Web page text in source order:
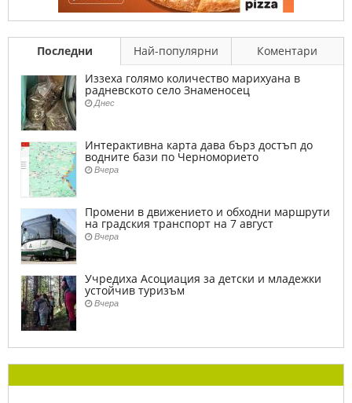
Последни Най-популярни
Коментари
Иззеха голямо количество марихуана в
радневското село Знаменосец
Днес
Интерактивна карта дава бърз достъп до
водните бази по Черноморието
Вчера
Промени в движението и обходни маршрути
на градския транспорт на 7 август
Вчера
Учредиха Асоциация за детски и младежки
устойчив туризъм
Вчера